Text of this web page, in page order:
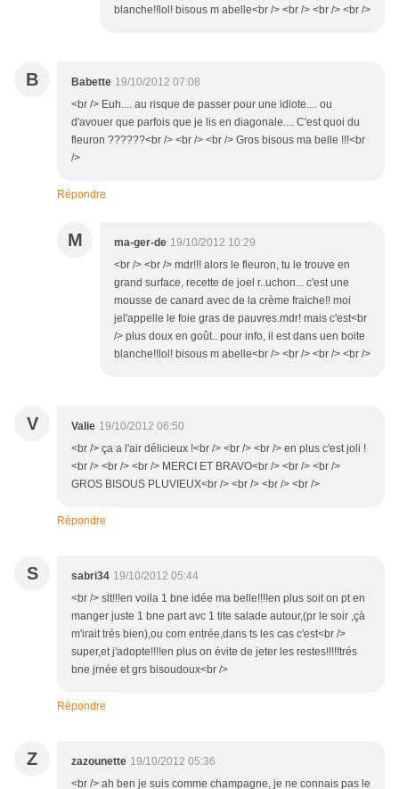
blanche!!lol! bisous m abelle<br /> <br /> <br /> <br />
B Babette 19/10/2012 07:08
<br /> Euh.... au risque de passer pour une idiote.... ou
d'avouer que parfois que je lis en diagonale.... C'est quoi du
fleuron ??????<br /> <br /> <br /> Gros bisous ma belle !!!<br
/>
Répondre
M ma-ger-de 19/10/2012 10:29
<br /> <br /> mdr!!! alors le fleuron, tu le trouve en
grand surface, recette de joel r..uchon... c'est une
mousse de canard avec de la crème fraiche!! moi
jel'appelle le foie gras de pauvres.mdr! mais c'est<br
/> plus doux en goût.. pour info, il est dans uen boite
blanche!!lol! bisous m abelle<br /> <br /> <br /> <br />
V Valie 19/10/2012 06:50
<br /> ça a l'air délicieux !<br /> <br /> <br /> en plus c'est joli !
<br /> <br /> <br /> MERCI ET BRAVO<br /> <br /> <br />
GROS BISOUS PLUVIEUX<br /> <br /> <br /> <br />
Répondre
S sabri34 19/10/2012 05:44
<br /> slt!!!en voila 1 bne idée ma belle!!!!en plus soit on pt en
manger juste 1 bne part avc 1 tite salade autour,(pr le soir ,çà
m'irait trés bien),ou com entrée,dans ts les cas c'est<br />
super,et j'adopte!!!!en plus on évite de jeter les restes!!!!!trés
bne jrnée et grs bisoudoux<br />
Répondre
Z zazounette 19/10/2012 05:36
<br /> ah ben je suis comme champagne, je ne connais pas le